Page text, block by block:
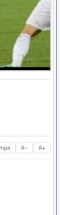
A− A+